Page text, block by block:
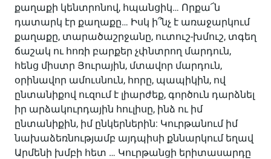
քաղաքի կենտրոնով, հպանցիկ… Որքա՜ն
դատարկ էր քաղաքը… Իսկ ի՞նչ է առաջարկում
քաղաքը, տարածաշրջանը, ուտուշ-խմուշ, տգեղ
ճաշակ ու հոռի բարքեր չփնտրող մարդուն,
հենց միստր Յուրային, մտավոր մարդուն,
օրինավոր ամուսնուն, հորը, պապիկին, ով
ընտանիքով ուզում է լիարժեք, գործուն դարձնել
իր արձակուրդային հուլիսը, ինձ ու իմ
ընտանիքին, իմ ընկերներին: Կուրթանում իմ
նախաձեռնությամբ այդպիսի քննարկում եղավ
Արմենի խմբի հետ … Կուրթանցի երիտասարդը